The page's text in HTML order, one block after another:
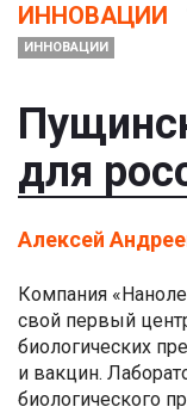
ИННОВАЦИИ
ИННОВАЦИИ
для
Алексей
Компания
свой первый
биологических
и вакцин.
биологического